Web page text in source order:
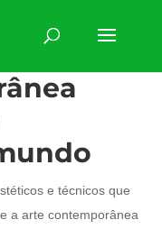
e técnicos que
a arte contemporânea